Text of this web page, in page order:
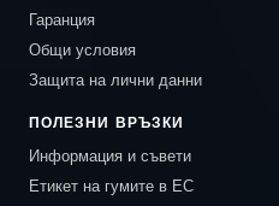
Гаранция
Общи условия
Защита на лични данни
ПОЛЕЗНИ ВРЪЗКИ
Информация и съвети
Етикет на гумите в ЕС